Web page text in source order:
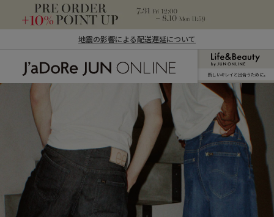
地震の影響による配送遅延について
J'aDoRe JUN ONLINE（ジャドール ジュ
新しいキレイと出合うために。